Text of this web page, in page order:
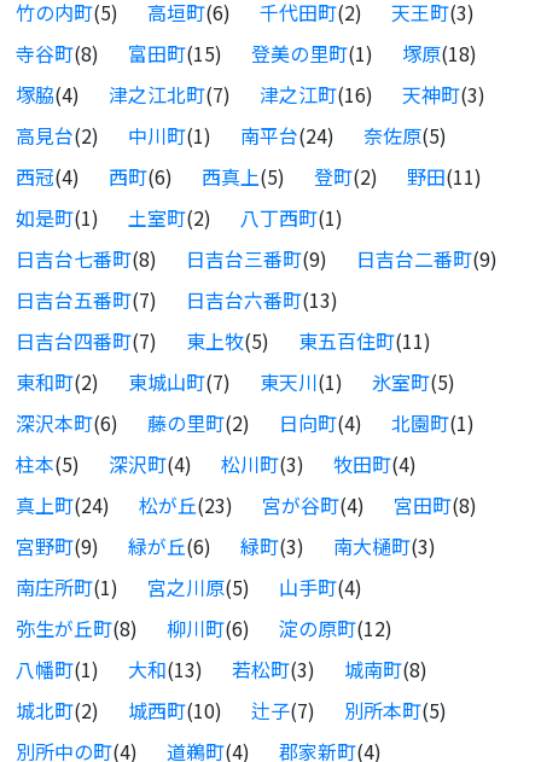
竹の内町(5) 高垣町(6) 千代田町(2) 天王町(3)
寺谷町(8) 富田町(15) 登美の里町(1) 塚原(18)
塚脇(4) 津之江北町(7) 津之江町(16) 天神町(3)
高見台(2) 中川町(1) 南平台(24) 奈佐原(5)
西冠(4) 西町(6) 西真上(5) 登町(2) 野田(11)
如是町(1) 土室町(2) 八丁西町(1)
日吉台七番町(8) 日吉台三番町(9) 日吉台二番町(9)
日吉台五番町(7) 日吉台六番町(13)
日吉台四番町(7) 東上牧(5) 東五百住町(11)
東和町(2) 東城山町(7) 東天川(1) 氷室町(5)
深沢本町(6) 藤の里町(2) 日向町(4) 北園町(1)
柱本(5) 深沢町(4) 松川町(3) 牧田町(4)
真上町(24) 松が丘(23) 宮が谷町(4) 宮田町(8)
宮野町(9) 緑が丘(6) 緑町(3) 南大樋町(3)
南庄所町(1) 宮之川原(5) 山手町(4)
弥生が丘町(8) 柳川町(6) 淀の原町(12)
八幡町(1) 大和(13) 若松町(3) 城南町(8)
城北町(2) 城西町(10) 辻子(7) 別所本町(5)
別所中の町(4) 道鵜町(4) 郡家新町(4)